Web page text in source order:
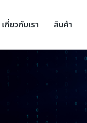
เกี่ยวกับเรา สินค้า